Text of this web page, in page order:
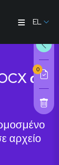
EL
0
στο
αρχείο